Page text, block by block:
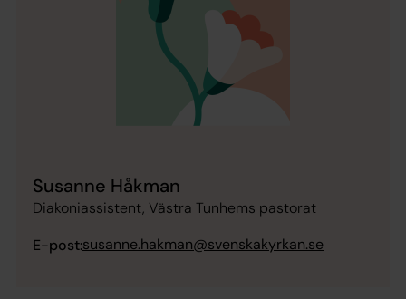
Susanne Håkman
Diakoniassistent, Västra Tunhems pastorat
E-post:susanne.hakman@svenskakyrkan.se